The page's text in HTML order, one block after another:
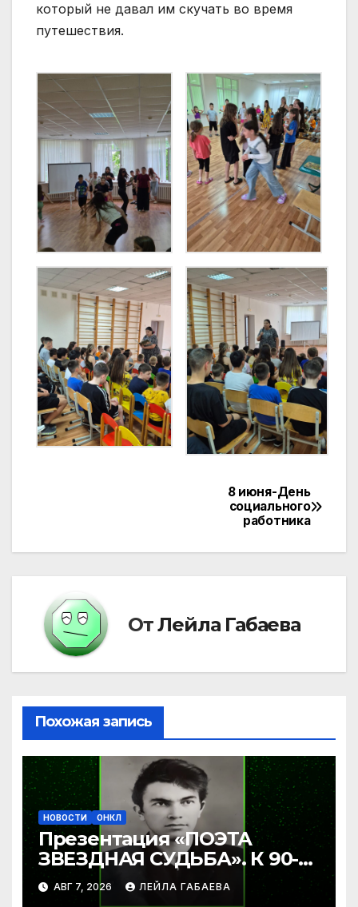
который не давал им скучать во время
путешествия.
8 июня-День
социального
работника
ОтЛейла Габаева
Похожая запись
НОВОСТИ ОНКЛ
Презентация «ПОЭТА
ЗВЕЗДНАЯ СУДЬБА». К 90-
летию Ибрагима Бабаева.
АВГ 7, 2026 ЛЕЙЛА ГАБАЕВА